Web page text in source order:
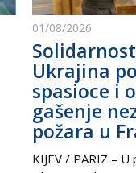
01/08/2026
Ukrajina
spasioce i
gašenje
požara u
KIJEV / PARIZ –